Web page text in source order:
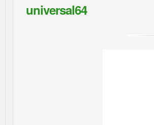
universal64